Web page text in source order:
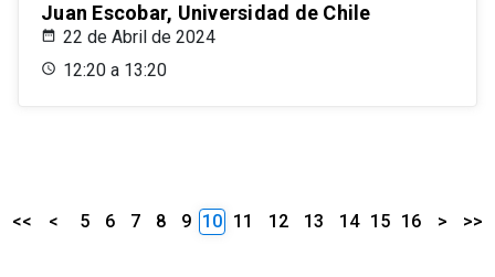
Juan Escobar, Universidad de Chile
22 de Abril de 2024
12:20 a 13:20
<< < 5 6 7 8 9 10 11 12 13 14 15 16 > >>